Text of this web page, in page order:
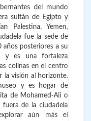
del mundo
sultán de Egipto y
Palestina, Yemen,
fue la sede de
posteriores a su
y es una fortaleza
colinas en el centro
la visión al horizonte.
y es hogar de
de Mohamed-Ali o
fuera de la ciudadela
aún más el